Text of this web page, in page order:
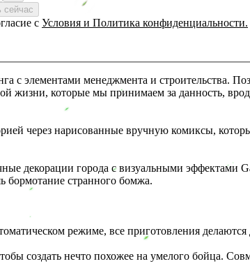
сейчас
с Условия и Политика конфиденциальности.
с элементами менеджмента и строительства.
жизни, которые мы принимаем за данность,
через нарисованные вручную комиксы,
декорации города с визуальными эффектами
бормотание странного бомжа.
режиме, все приготовления
создать нечто похожее на умелого бойца.